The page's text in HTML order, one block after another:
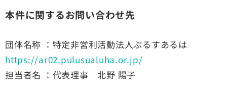
本件に関するお問い合わせ先
団体名称 ：特定非営利活動法人ぷるすあるは
https://ar02.pulusualuha.or.jp/
担当者名 ：代表理事 北野 陽子